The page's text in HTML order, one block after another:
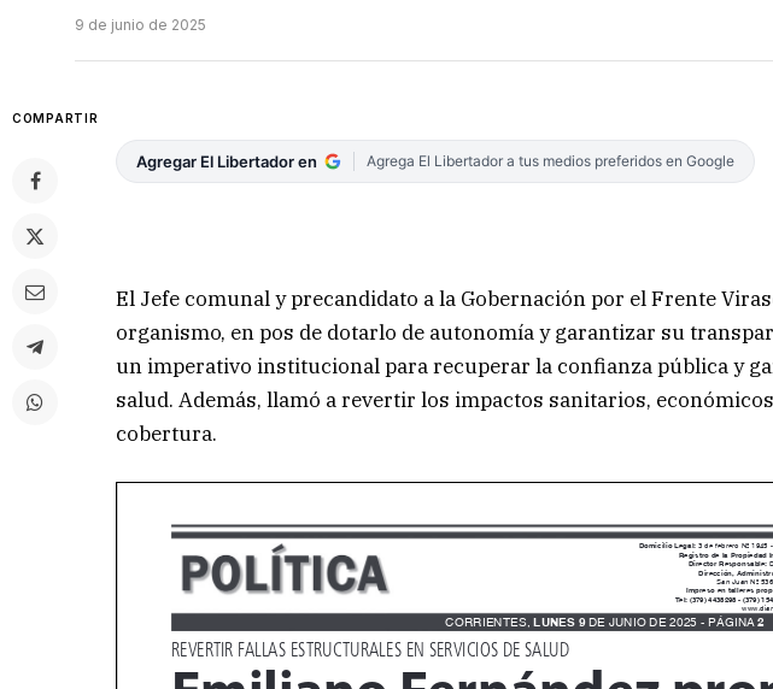
9 de junio de 2025
COMPARTIR
Agregar El Libertador en Agrega El Libertador a tus medios preferidos en Google
El Jefe comunal y precandidato a la Gobernación por el Frente
organismo, en pos de dotarlo de autonomía y garantizar su
un imperativo institucional para recuperar la confianza pública y
salud. Además, llamó a revertir los impactos sanitarios,
cobertura.